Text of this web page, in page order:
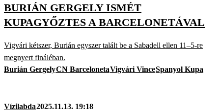
BURIÁN GERGELY ISMÉT
KUPAGYŐZTES A BARCELONETÁVAL
Vigvári kétszer, Burián egyszer talált be a Sabadell ellen 11–5-re
megnyert fináléban.
Burián GergelyCN BarcelonetaVigvári VinceSpanyol Kupa
Vízilabda2025.11.13. 19:18